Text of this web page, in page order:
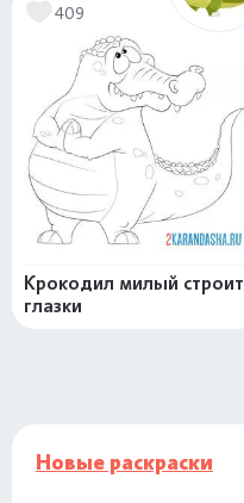
409
Крокодил милый строит
глазки
Новые раскраски